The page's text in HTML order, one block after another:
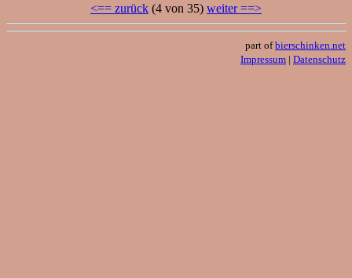
<== zurück (4 von 35) weiter ==>
part ofbierschinken.net
Impressum | Datenschutz